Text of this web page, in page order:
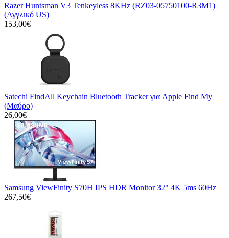
Razer Huntsman V3 Tenkeyless 8KHz (RZ03-05750100-R3M1)
(Αγγλικό US)
153,00€
Satechi FindAll Keychain Bluetooth Tracker για Apple Find My
(Μαύρο)
26,00€
Samsung ViewFinity S70H IPS HDR Monitor 32" 4K 5ms 60Hz
267,50€